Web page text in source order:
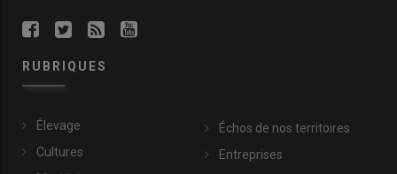
RUBRIQUES
Élevage
Cultures
Échos de nos territoires
Entreprises